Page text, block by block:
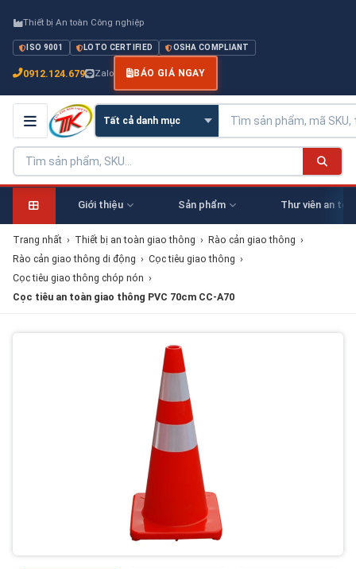
Thiết bị An toàn Công nghiệp
ISO 9001 LOTO CERTIFIED OSHA COMPLIANT
0912.124.679 Zalo BÁO GIÁ NGAY
Giới thiệu Sản phẩm Thư viên an
Trang nhất › Thiết bị an toàn giao thông › Rào cản giao thông ›
Rào cản giao thông di động › Cọc tiêu giao thông ›
Cọc tiêu giao thông chóp nón ›
Cọc tiêu an toàn giao thông PVC 70cm CC-A70